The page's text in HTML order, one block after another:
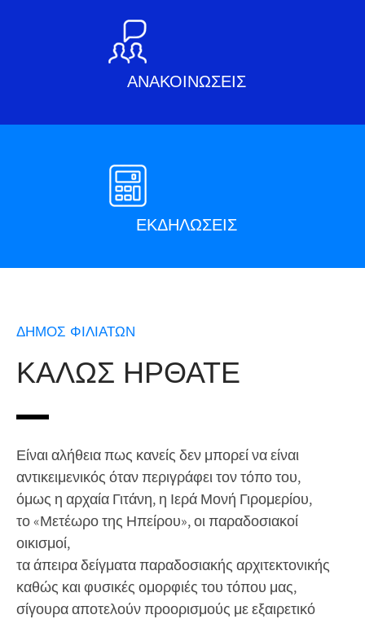
ΑΝΑΚΟΙΝΩΣΕΙΣ
ΕΚΔΗΛΩΣΕΙΣ
ΔΗΜΟΣ ΦΙΛΙΑΤΩΝ
ΚΑΛΩΣ ΗΡΘΑΤΕ
Είναι αλήθεια πως κανείς δεν μπορεί να είναι
αντικειμενικός όταν περιγράφει τον τόπο του,
όμως η αρχαία Γιτάνη, η Ιερά Μονή Γιρομερίου,
το «Μετέωρο της Ηπείρου», οι παραδοσιακοί
οικισμοί,
τα άπειρα δείγματα παραδοσιακής αρχιτεκτονικής
καθώς και φυσικές ομορφιές του τόπου μας,
σίγουρα αποτελούν προορισμούς με εξαιρετικό